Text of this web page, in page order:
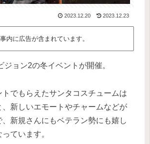
2023.12.20 2023.12.23
内に広告が含まれています。
ジョン2の冬イベントが開催。
トでもらえたサンタコスチュームは
、新しいエモートやチャームなどが
新規さんにもベテラン勢にも嬉し
ています。